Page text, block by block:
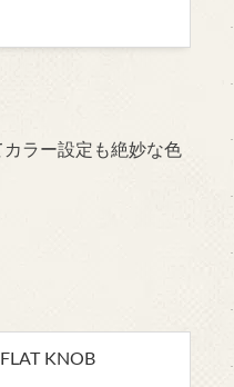
ラー設定も絶妙な色
KNOB